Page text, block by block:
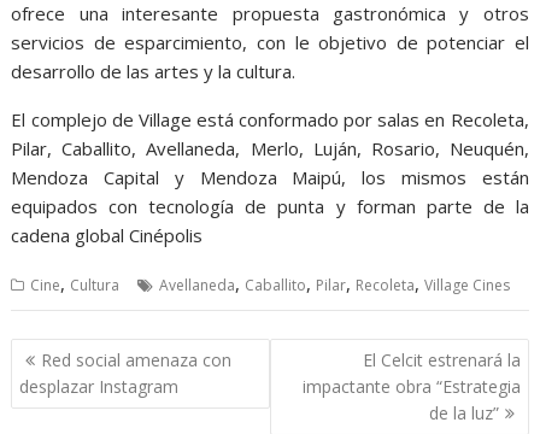
ofrece una interesante propuesta gastronómica y otros
servicios de esparcimiento, con le objetivo de potenciar el
desarrollo de las artes y la cultura.
El complejo de Village está conformado por salas en Recoleta,
Pilar, Caballito, Avellaneda, Merlo, Luján, Rosario, Neuquén,
Mendoza Capital y Mendoza Maipú, los mismos están
equipados con tecnología de punta y forman parte de la
cadena global Cinépolis
Cine, Cultura Avellaneda, Caballito, Pilar, Recoleta,Village Cines
Navegación
de
entradas
Red social amenaza con
desplazar Instagram
El Celcit estrenará la
impactante obra “Estrategia
de la luz”